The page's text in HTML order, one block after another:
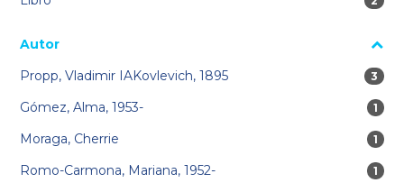
Autor
Propp, Vladimir IAKovlevich, 1895
3
3
Gómez, Alma, 1953- 1
1
Moraga, Cherrie 1
1
Romo-Carmona, Mariana, 1952- 1
1